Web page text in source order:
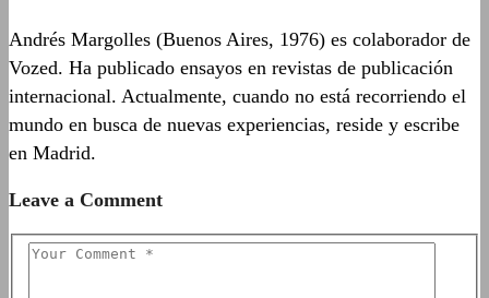
Andrés Margolles (Buenos Aires, 1976) es colaborador de
Vozed. Ha publicado ensayos en revistas de publicación
internacional. Actualmente, cuando no está recorriendo el
mundo en busca de nuevas experiencias, reside y escribe
en Madrid.
Leave a Comment